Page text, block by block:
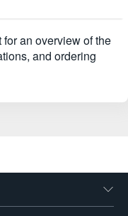
an overview of the
and ordering